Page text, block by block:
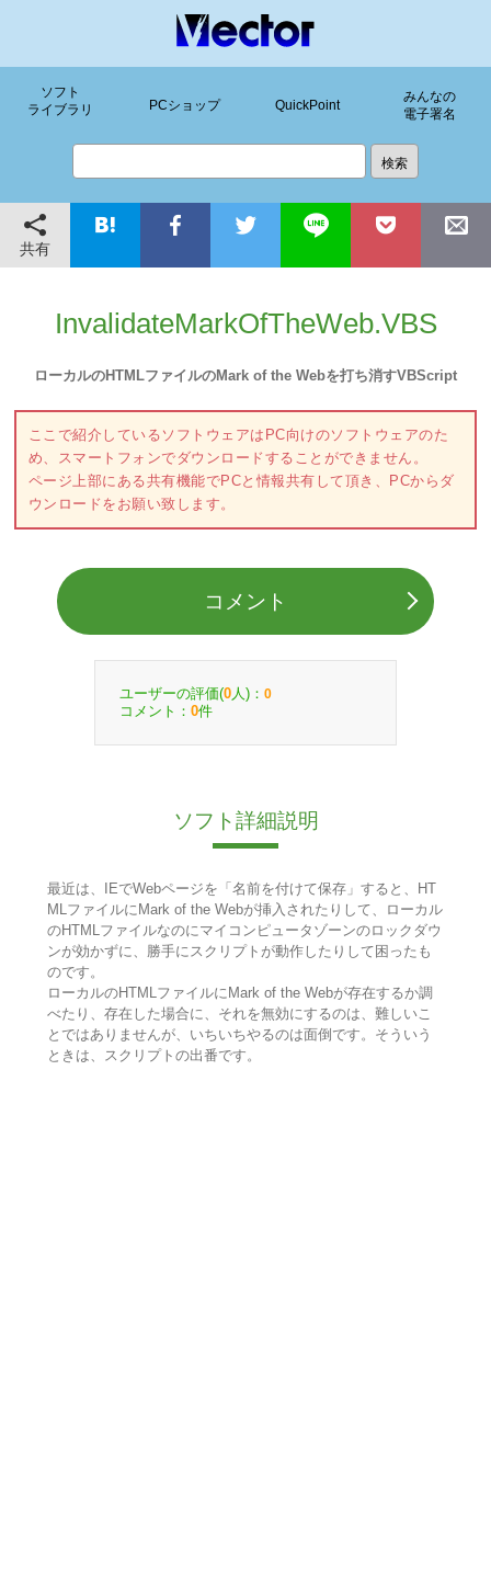
ソフト
ライブラリ
PCショップ QuickPoint
みんなの
電子署名
共有
InvalidateMarkOfTheWeb.VBS
ローカルのHTMLファイルのMark of the Webを打ち消すVBScript
ここで紹介しているソフトウェアはPC向けのソフトウェアのた
め、スマートフォンでダウンロードすることができません。
ページ上部にある共有機能でPCと情報共有して頂き、PCからダ
ウンロードをお願い致します。
コメント
ユーザーの評価(0 人)： 0
コメント： 0件
ソフト詳細説明
最近は、IEでWebページを「名前を付けて保存」すると、HT
MLファイルにMark of the Webが挿入されたりして、ローカル
のHTMLファイルなのにマイコンピュータゾーンのロックダウ
ンが効かずに、勝手にスクリプトが動作したりして困ったも
のです。
ローカルのHTMLファイルにMark of the Webが存在するか調
べたり、存在した場合に、それを無効にするのは、難しいこ
とではありませんが、いちいちやるのは面倒です。そういう
ときは、スクリプトの出番です。